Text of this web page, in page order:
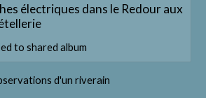
électriques dans le Redour aux
to shared album
d'un riverain